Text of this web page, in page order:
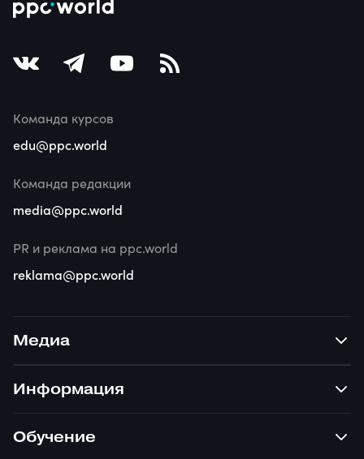
Медиа
Информация
Обучение
Команда курсов
edu@ppc.world
Команда редакции
media@ppc.world
PR и реклама на ppc.world
reklama@ppc.world